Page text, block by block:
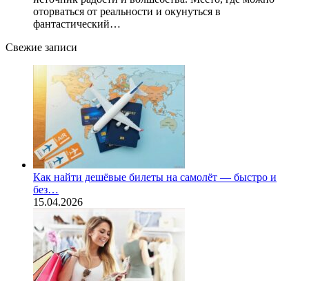
оторваться от реальности и окунуться в
фантастический…
Свежие записи
Как найти дешёвые билеты на самолёт — быстро и
без…
15.04.2026